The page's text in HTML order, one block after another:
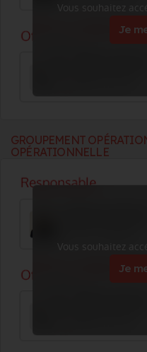
Vous souhaitez
Je
GROUPEMENT
OPÉRATIONNELLE
Vous souhaitez
Je